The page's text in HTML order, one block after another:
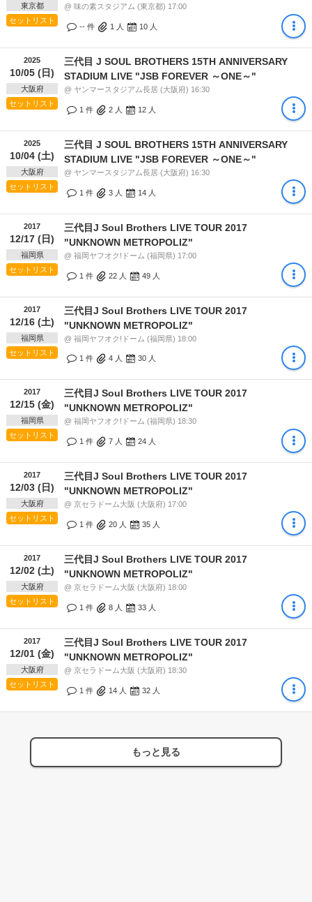
東京都
セットリスト
@ 味の素スタジアム (東京都) 17:00
-- 件 1 人 10 人
2025
10/05 (日)
大阪府
セットリスト
三代目 J SOUL BROTHERS 15TH ANNIVERSARY
STADIUM LIVE "JSB FOREVER ～ONE～"
@ ヤンマースタジアム長居 (大阪府) 16:30
1 件 2 人 12 人
2025
10/04 (土)
大阪府
セットリスト
三代目 J SOUL BROTHERS 15TH ANNIVERSARY
STADIUM LIVE "JSB FOREVER ～ONE～"
@ ヤンマースタジアム長居 (大阪府) 16:30
1 件 3 人 14 人
2017
12/17 (日)
福岡県
セットリスト
三代目J Soul Brothers LIVE TOUR 2017
"UNKNOWN METROPOLIZ"
@ 福岡ヤフオク!ドーム (福岡県) 17:00
1 件 22 人 49 人
2017
12/16 (土)
福岡県
セットリスト
三代目J Soul Brothers LIVE TOUR 2017
"UNKNOWN METROPOLIZ"
@ 福岡ヤフオク!ドーム (福岡県) 18:00
1 件 4 人 30 人
2017
12/15 (金)
福岡県
セットリスト
三代目J Soul Brothers LIVE TOUR 2017
"UNKNOWN METROPOLIZ"
@ 福岡ヤフオク!ドーム (福岡県) 18:30
1 件 7 人 24 人
2017
12/03 (日)
大阪府
セットリスト
三代目J Soul Brothers LIVE TOUR 2017
"UNKNOWN METROPOLIZ"
@ 京セラドーム大阪 (大阪府) 17:00
1 件 20 人 35 人
2017
12/02 (土)
大阪府
セットリスト
三代目J Soul Brothers LIVE TOUR 2017
"UNKNOWN METROPOLIZ"
@ 京セラドーム大阪 (大阪府) 18:00
1 件 8 人 33 人
2017
12/01 (金)
大阪府
セットリスト
三代目J Soul Brothers LIVE TOUR 2017
"UNKNOWN METROPOLIZ"
@ 京セラドーム大阪 (大阪府) 18:30
1 件 14 人 32 人
もっと見る